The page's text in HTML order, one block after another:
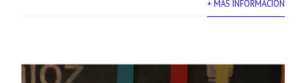
+ MÁS INFORMACIÓN